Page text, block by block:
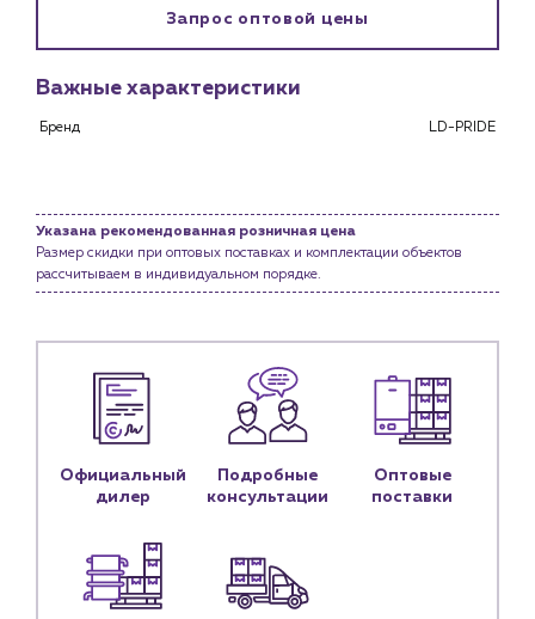
Новости
Контакты
Контактные данные
Чат-бот
+7 (918) 070-19-79
Запрос оптовой цены
Важные характеристики
Бренд LD-PRIDE
Указана рекомендованная розничная цена
Размер скидки при оптовых поставках и комплектации объектов
рассчитываем в индивидуальном порядке.
Официальный
дилер
Подробные
консультации
Оптовые
поставки